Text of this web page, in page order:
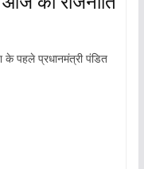
के पहले प्रधानमंत्री पंडित